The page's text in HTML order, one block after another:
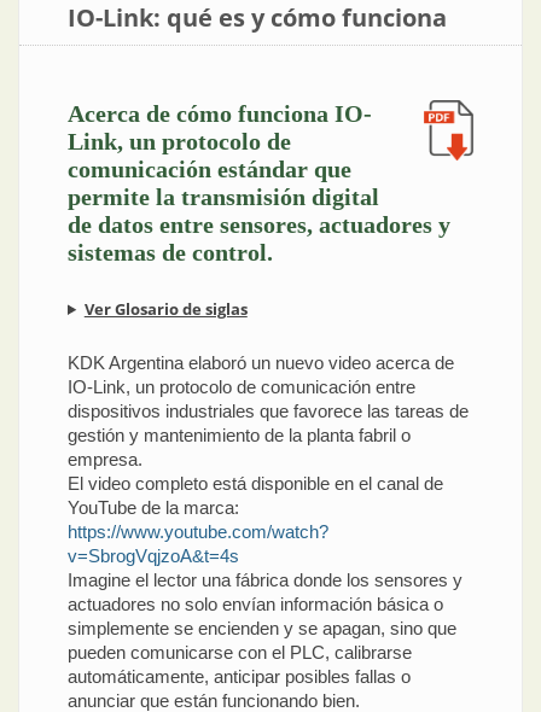
IO-Link: qué es y cómo funciona
Acerca de cómo funciona IO-
Link, un protocolo de
comunicación estándar que
permite la transmisión digital
de datos entre sensores, actuadores y
sistemas de control.
Ver Glosario de siglas
KDK Argentina elaboró un nuevo video acerca de
IO-Link, un protocolo de comunicación entre
dispositivos industriales que favorece las tareas de
gestión y mantenimiento de la planta fabril o
empresa.
El video completo está disponible en el canal de
YouTube de la marca:
https://www.youtube.com/watch?
v=SbrogVqjzoA&t=4s
Imagine el lector una fábrica donde los sensores y
actuadores no solo envían información básica o
simplemente se encienden y se apagan, sino que
pueden comunicarse con el PLC, calibrarse
automáticamente, anticipar posibles fallas o
anunciar que están funcionando bien.